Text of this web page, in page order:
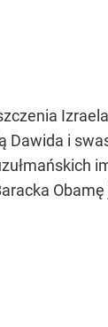
Dawida i
Obamę